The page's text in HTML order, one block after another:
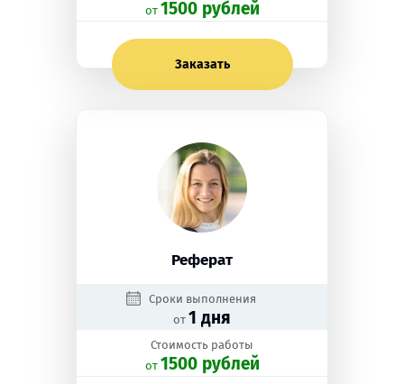
oт 1500 рублей
Заказать
Реферат
Сроки выполнения
от 1 дня
Стоимость работы
oт 1500 рублей